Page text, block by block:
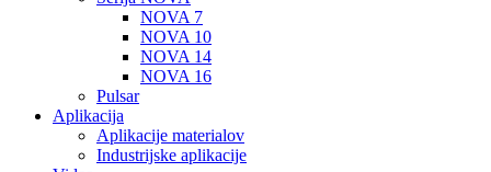
NOVA 7
NOVA 10
NOVA 14
NOVA 16
Pulsar
Aplikacija
Aplikacije materialov
Industrijske aplikacije